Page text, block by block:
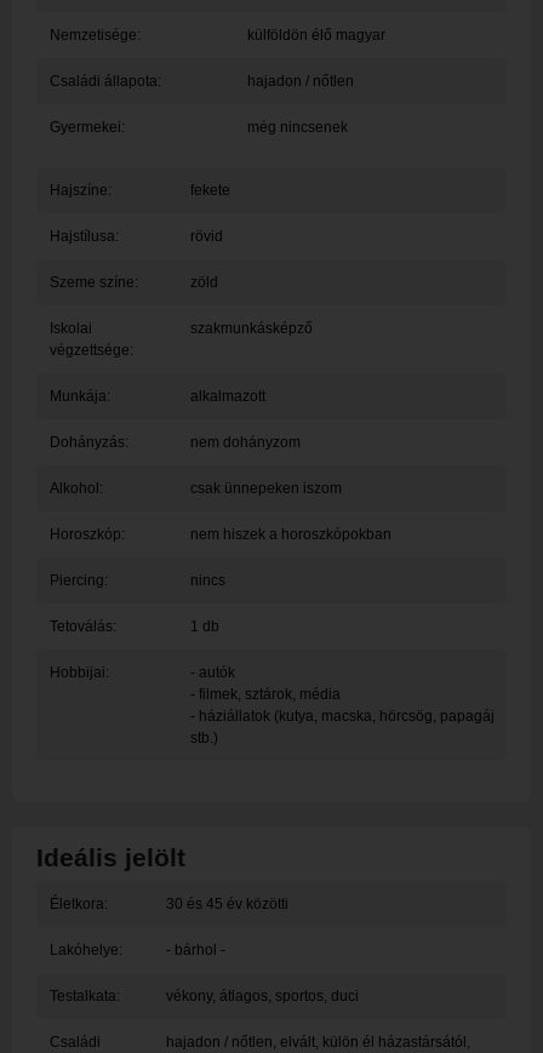
Nemzetisége: külföldön élő magyar
Családi állapota: hajadon / nőtlen
Gyermekei: még nincsenek
Hajszíne: fekete
Hajstílusa: rövid
Szeme színe: zöld
Iskolai
végzettsége:
szakmunkásképző
Munkája: alkalmazott
Dohányzás: nem dohányzom
Alkohol: csak ünnepeken iszom
Horoszkóp: nem hiszek a horoszkópokban
Piercing: nincs
Tetoválás: 1 db
Hobbijai:
- autók
- filmek, sztárok, média
- háziállatok (kutya, macska, hörcsög, papagáj
stb.)
Ideális jelölt
Életkora: 30 és 45 év közötti
Lakóhelye: - bárhol -
Testalkata: vékony, átlagos, sportos, duci
Családi hajadon / nőtlen, elvált, külön él házastársától,